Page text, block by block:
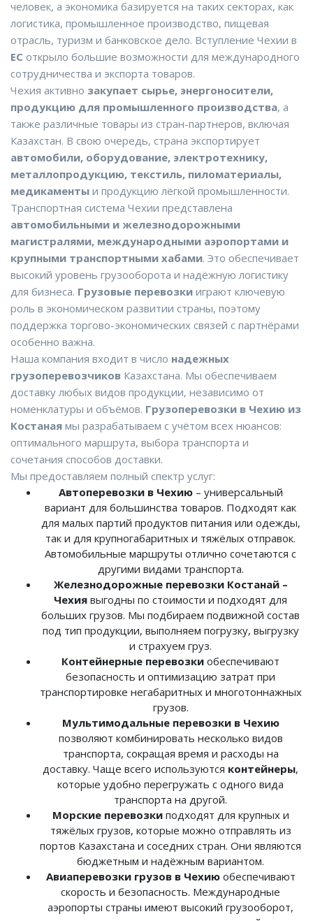
человек, а экономика базируется на таких секторах, как
логистика, промышленное производство, пищевая
отрасль, туризм и банковское дело. Вступление Чехии в
ЕС открыло большие возможности для международного
сотрудничества и экспорта товаров.
Чехия активно закупает сырье, энергоносители,
продукцию для промышленного производства, а
также различные товары из стран-партнеров, включая
Казахстан. В свою очередь, страна экспортирует
автомобили, оборудование, электротехнику,
металлопродукцию, текстиль, пиломатериалы,
медикаменты и продукцию лёгкой промышленности.
Транспортная система Чехии представлена
автомобильными и железнодорожными
магистралями, международными аэропортами и
крупными транспортными хабами. Это обеспечивает
высокий уровень грузооборота и надёжную логистику
для бизнеса. Грузовые перевозки играют ключевую
роль в экономическом развитии страны, поэтому
поддержка торгово-экономических связей с партнёрами
особенно важна.
Наша компания входит в число надежных
грузоперевозчиков Казахстана. Мы обеспечиваем
доставку любых видов продукции, независимо от
номенклатуры и объёмов. Грузоперевозки в Чехию из
Костаная мы разрабатываем с учётом всех нюансов:
оптимального маршрута, выбора транспорта и
сочетания способов доставки.
Мы предоставляем полный спектр услуг:
Автоперевозки в Чехию– универсальный
вариант для большинства товаров. Подходят как
для малых партий продуктов питания или одежды,
так и для крупногабаритных и тяжёлых отправок.
Автомобильные маршруты отлично сочетаются с
другими видами транспорта.
Железнодорожные перевозки Костанай –
Чехия выгодны по стоимости и подходят для
больших грузов. Мы подбираем подвижной состав
под тип продукции, выполняем погрузку, выгрузку
и страхуем груз.
Контейнерные перевозки обеспечивают
безопасность и оптимизацию затрат при
транспортировке негабаритных и многотоннажных
грузов.
Мультимодальные перевозки в Чехию
позволяют комбинировать несколько видов
транспорта, сокращая время и расходы на
доставку. Чаще всего используются контейнеры,
которые удобно перегружать с одного вида
транспорта на другой.
Морские перевозкиподходят для крупных и
тяжёлых грузов, которые можно отправлять из
портов Казахстана и соседних стран. Они являются
бюджетным и надёжным вариантом.
Авиаперевозки грузов в Чехиюобеспечивают
скорость и безопасность. Международные
аэропорты страны имеют высокий грузооборот,